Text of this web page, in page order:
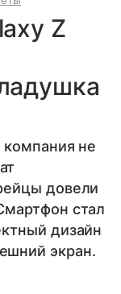
Z
компания не
довели
стал
дизайн
экран.